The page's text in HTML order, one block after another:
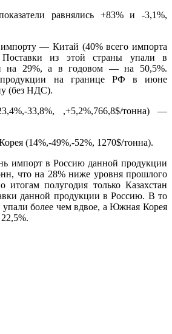
равнялись +83% и -3,1%,
— Китай (40% всего импорта
из этой страны упали в
на 29%, а в годовом — на 50,5%.
на границе РФ в июне
(без НДС).
33,8%, ,+5,2%,766,8$/тонна) —
(14%,-49%,-52%, 1270$/тонна).
импорт в Россию данной продукции
что на 28% ниже уровня прошлого
полугодия только Казахстан
данной продукции в Россию. В то
более чем вдвое, а Южная Корея